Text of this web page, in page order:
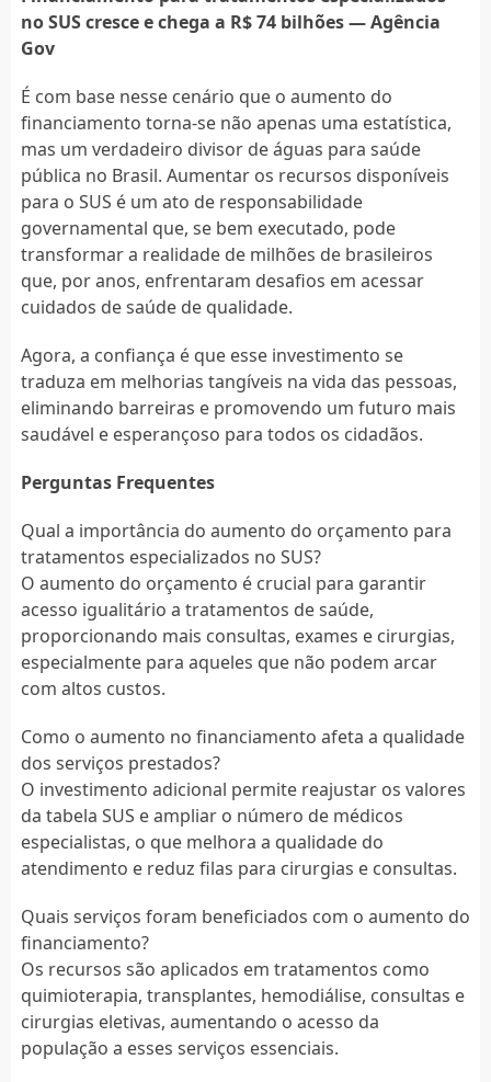
no SUS cresce e chega a R$ 74 bilhões — Agência
Gov
É com base nesse cenário que o aumento do
financiamento torna-se não apenas uma estatística,
mas um verdadeiro divisor de águas para saúde
pública no Brasil. Aumentar os recursos disponíveis
para o SUS é um ato de responsabilidade
governamental que, se bem executado, pode
transformar a realidade de milhões de brasileiros
que, por anos, enfrentaram desafios em acessar
cuidados de saúde de qualidade.
Agora, a confiança é que esse investimento se
traduza em melhorias tangíveis na vida das pessoas,
eliminando barreiras e promovendo um futuro mais
saudável e esperançoso para todos os cidadãos.
Perguntas Frequentes
Qual a importância do aumento do orçamento para
tratamentos especializados no SUS?
O aumento do orçamento é crucial para garantir
acesso igualitário a tratamentos de saúde,
proporcionando mais consultas, exames e cirurgias,
especialmente para aqueles que não podem arcar
com altos custos.
Como o aumento no financiamento afeta a qualidade
dos serviços prestados?
O investimento adicional permite reajustar os valores
da tabela SUS e ampliar o número de médicos
especialistas, o que melhora a qualidade do
atendimento e reduz filas para cirurgias e consultas.
Quais serviços foram beneficiados com o aumento do
financiamento?
Os recursos são aplicados em tratamentos como
quimioterapia, transplantes, hemodiálise, consultas e
cirurgias eletivas, aumentando o acesso da
população a esses serviços essenciais.